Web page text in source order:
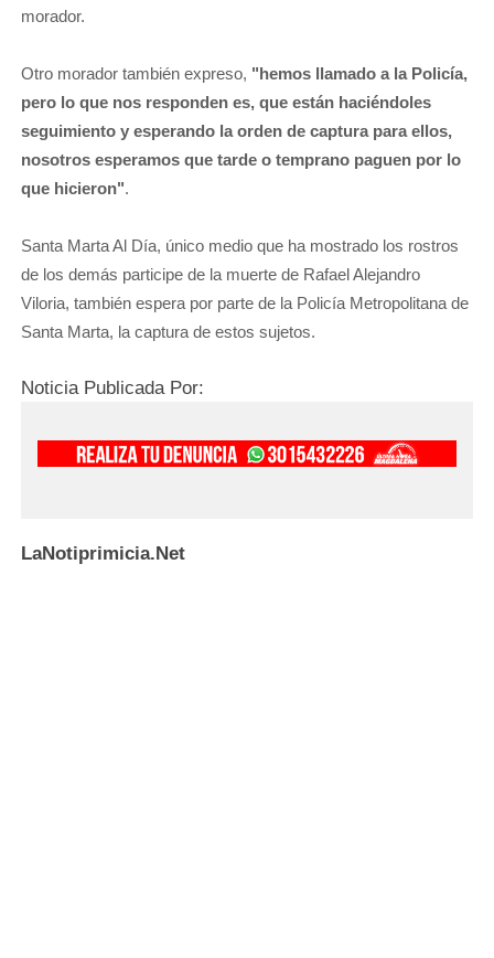
morador.
Otro morador también expreso, "hemos llamado a la Policía,
pero lo que nos responden es, que están haciéndoles
seguimiento y esperando la orden de captura para ellos,
nosotros esperamos que tarde o temprano paguen por lo
que hicieron".
Santa Marta Al Día, único medio que ha mostrado los rostros
de los demás participe de la muerte de Rafael Alejandro
Viloria, también espera por parte de la Policía Metropolitana de
Santa Marta, la captura de estos sujetos.
Noticia Publicada Por:
LaNotiprimicia.Net